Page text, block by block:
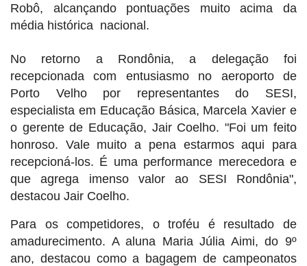
Robô, alcançando pontuações muito acima da
média histórica nacional.
No retorno a Rondônia, a delegação foi
recepcionada com entusiasmo no aeroporto de
Porto Velho por representantes do SESI,
especialista em Educação Básica, Marcela Xavier e
o gerente de Educação, Jair Coelho. "Foi um feito
honroso. Vale muito a pena estarmos aqui para
recepcioná-los. É uma performance merecedora e
que agrega imenso valor ao SESI Rondônia",
destacou Jair Coelho.
Para os competidores, o troféu é resultado de
amadurecimento. A aluna Maria Júlia Aimi, do 9º
ano, destacou como a bagagem de campeonatos